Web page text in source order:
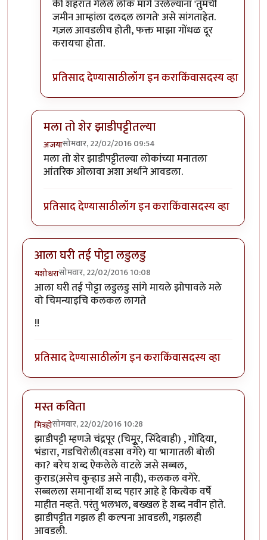
की शहरात गेलेले लोक मागे उरलेल्यांना 'तुमची
जमीन आम्हांला दलदल लागते' असे सांगताहेत.
गज़ल आवडलीच होती, फक्त माझा गोंधळ दूर
करायचा होता.
प्रतिसाद देण्यासाठीलॉग इन कराकिंवासदस्य व्हा
मला तो शेर झाडीपट्टीतल्या
अजयासोमवार, 22/02/2016 09:54
In reply toकविता आवडली.byराही
मला तो शेर झाडीपट्टीतल्या लोकांच्या मनातला
आंतरिक ओलावा अशा अर्थाने आवडला.
प्रतिसाद देण्यासाठीलॉग इन कराकिंवासदस्य व्हा
आला घरी तई पोट्टा लडुलडु
यशोधरासोमवार, 22/02/2016 10:08
आला घरी तई पोट्टा लडुलडु सांगे मायले झोपावले मले
वो चिमन्याइचि कलकल लागते
!!
प्रतिसाद देण्यासाठीलॉग इन कराकिंवासदस्य व्हा
मस्त कविता
मित्रहोसोमवार, 22/02/2016 10:28
झाडीपट्टी म्हणजे चंद्रपूर (चिमुूर, सिंदेवाही) , गोंदिया,
भंडारा, गडचिरोली(वडसा वगेरे) या भागातली बोली
का? बरेच शब्द ऐकलेले वाटले जसे सब्बल,
कुराड(असेच कुऱ्हाड असे नाही), कलकल वगेरे.
सब्बलला समानार्थी शब्द पहार आहे हे कित्येक वर्षे
माहीत नव्हते. परंतु भलभल, बख्खल हे शब्द नवीन होते.
झाडीपट्टीत गझल ही कल्पना आवडली, गझलही
आवडली.